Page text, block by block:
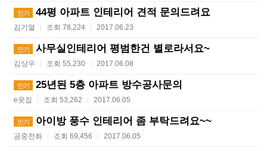
인기 44평 아파트 인테리어 견적 문의드려요
김기열 | 조회 78,224 | 2017.06.23
인기 사무실인테리어 평범한건 별로라서요~
김상우 | 조회 55,230 | 2017.06.08
인기 25년된 5층 아파트 방수공사문의
e웃집 | 조회 53,262 | 2017.06.05
인기 아이방 풍수 인테리어 좀 부탁드려요~~
공중전화 | 조회 69,456 | 2017.06.05